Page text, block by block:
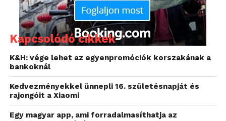
A PocketGuide kiemelkedő közösségi funkciókkal
rendelkezik: amellett, hogy a felhasználók a
Facebook Connect segítségével profilt tudnak
létrehozni, az alkalmazás az útközben mobillal
készített fotókból és videókból, a feljegyzésekből és
modelljéből automatikusan videós útinaplót készít,
amelyet a felhasználók azonnal megoszthatnak
Facebook-os ismerőseikkel vagy a teljes
Kapcsolódó cikkek
K&H: vége lehet az egyenpromóciók korszakának a
bankoknál
Kedvezményekkel ünnepli 16. születésnapját és
rajongóit a Xiaomi
Egy magyar app, ami forradalmasíthatja az